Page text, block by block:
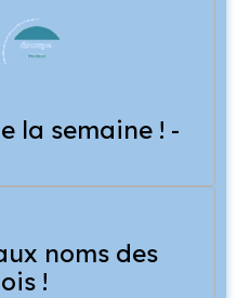
la semaine ! -
noms des
!